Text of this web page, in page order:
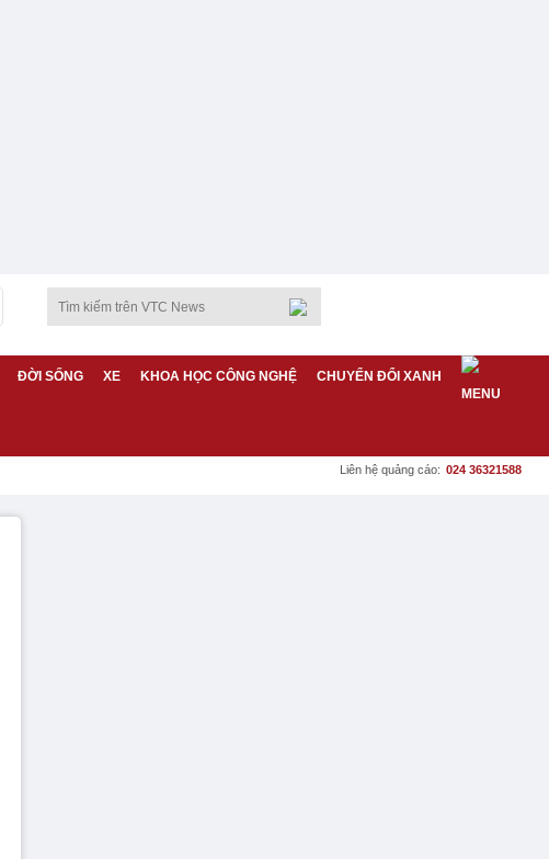
ĐỜI SỐNG XE KHOA HỌC CÔNG NGHỆ CHUYỂN ĐỔI XANH
Liên hệ quảng cáo: 024 36321588